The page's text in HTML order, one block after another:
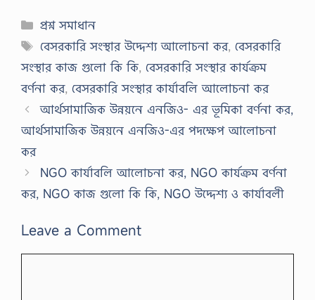
Categories
প্রশ্ন সমাধান
Tags
বেসরকারি সংস্থার উদ্দেশ্য আলোচনা কর, বেসরকারি
সংস্থার কাজ গুলো কি কি, বেসরকারি সংস্থার কার্যক্রম
বর্ণনা কর, বেসরকারি সংস্থার কার্যাবলি আলোচনা কর
আর্থসামাজিক উন্নয়নে এনজিও- এর ভূমিকা বর্ণনা কর,
আর্থসামাজিক উন্নয়নে এনজিও-এর পদক্ষেপ আলোচনা
কর
NGO কার্যাবলি আলোচনা কর, NGO কার্যক্রম বর্ণনা
কর, NGO কাজ গুলো কি কি, NGO উদ্দেশ্য ও কার্যাবলী
Leave a Comment